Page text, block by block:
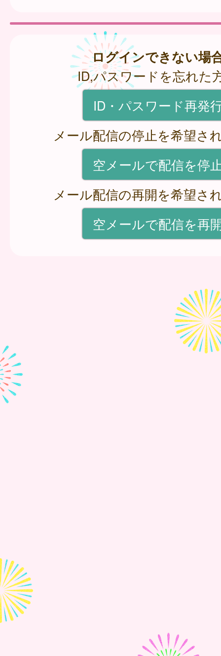
ログインできない場
ID,パスワードを忘れた
ID・パスワード再発
メール配信の停止を希望さ
空メールで配信を停
メール配信の再開を希望さ
空メールで配信を再